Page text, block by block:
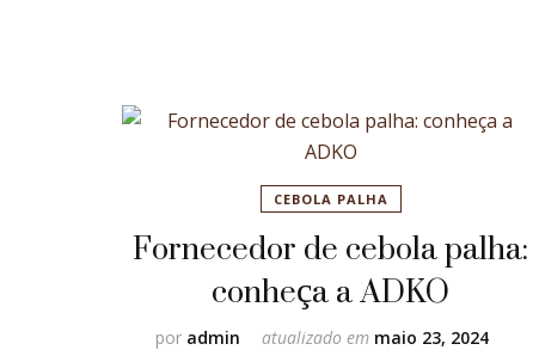
CEBOLA PALHA
Fornecedor de cebola palha:
conheça a ADKO
por admin atualizado em maio 23, 2024